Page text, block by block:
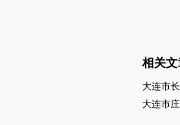
相关文
大连市
大连市